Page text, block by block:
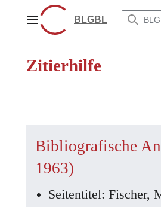
springenHauptmenüBLGBL
Zitierhilfe
Bibliografische
1963)
Seitentitel: Fischer,